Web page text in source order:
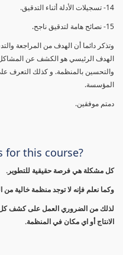
14- تسجيلات الأدلة أثناء التدقيق.
15- نصائح هامة لتدقيق ناجح.
وتذكر دائما أن الهدف من المراجعة
الهدف الرئيسي هو الكشف عن المشاكل
والتحسين بالمنظمة. و كذلك التعرف
المؤسسة.
دمتم موفقين.
for this course?
كل مشكلة هي فرصة حقيقية للتطوير.
وكما نعلم فإنه لا توجد منظمة خالية
لذلك من الضروري العمل على كشف كل
الانتاج أو اي مكان في المنظمة.